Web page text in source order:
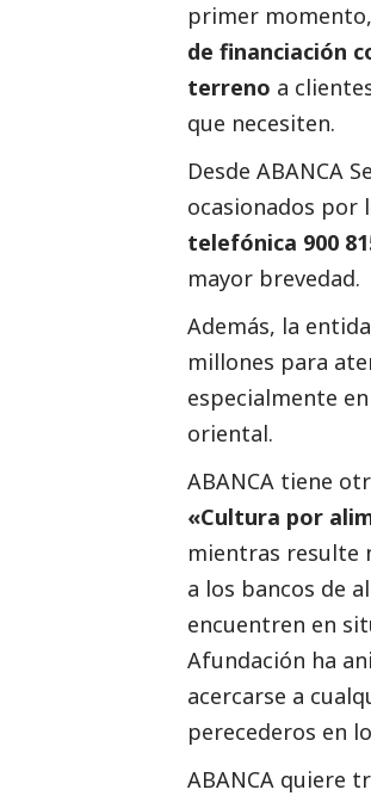
primer
de financiación
terreno a
que necesiten.
Desde ABANCA
ocasionados por
telefónica 900
mayor brevedad.
Además, la
millones para
especialmente
oriental.
ABANCA tiene
«Cultura por
mientras resulte
a los bancos de
encuentren en
Afundación ha
acercarse a
perecederos en
ABANCA quiere